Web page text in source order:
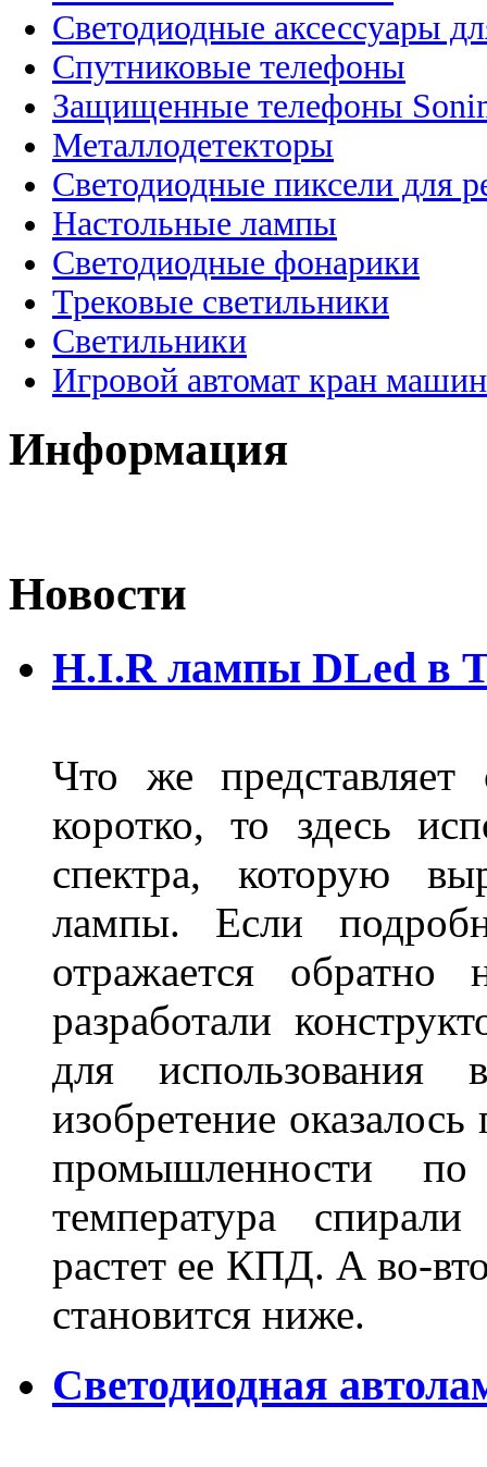
Светодиодные аксессуары
Спутниковые телефоны
Защищенные телефоны
Металлодетекторы
Светодиодные пиксели для
Настольные лампы
Светодиодные фонарики
Трековые светильники
Светильники
Игровой автомат кран
Информация
Новости
H.I.R лампы DLed в
Что же
коротко, то здесь
спектра, которую
лампы. Если
отражается
разработали
для использования
изобретение
промышленности
температура
растет ее КПД. А во-
становится ниже.
Светодиодная